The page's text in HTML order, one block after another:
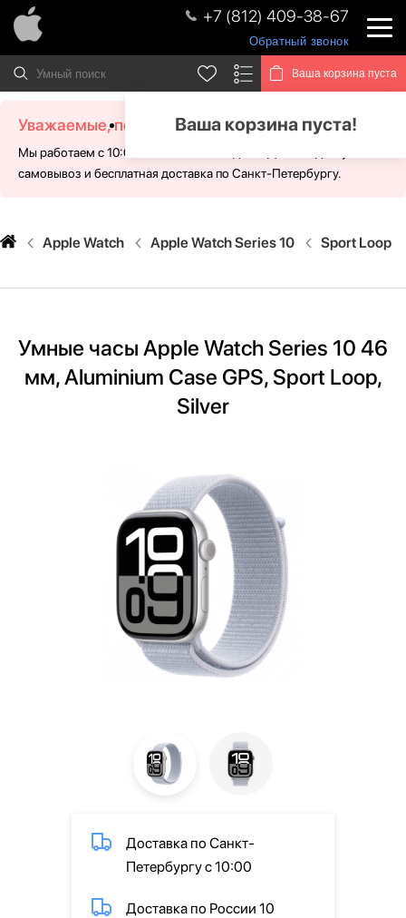
+7 (812) 409-38-67
Обратный звонок
Ваша корзина пуста
Ваша корзина пуста!
Уважаемые, посетители!
Мы работаем с 10:00 - 21:00 без выходных. Для Вас доступен
самовывоз и бесплатная доставка по Санкт-Петербургу.
Apple Watch Apple Watch Series 10 Sport Loop
Умные часы Apple Watch Series 10 46
мм, Aluminium Case GPS, Sport Loop,
Silver
Доставка по Санкт-
Петербургу с 10:00
Доставка по России 10